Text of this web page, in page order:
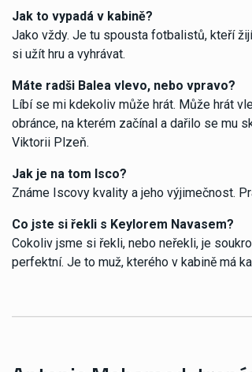
Jak to vypadá v kabině?
Jako vždy. Je tu spousta fotbalistů, kteří
si užít hru a vyhrávat.
Máte radši Balea vlevo, nebo vpravo?
Líbí se mi kdekoliv může hrát. Může hrát
obránce, na kterém začínal a dařilo se mu
Viktorii Plzeň.
Jak je na tom Isco?
Známe Iscovy kvality a jeho výjimečnost.
Co jste si řekli s Keylorem Navasem?
Cokoliv jsme si řekli, nebo neřekli, je
perfektní. Je to muž, kterého v kabině má